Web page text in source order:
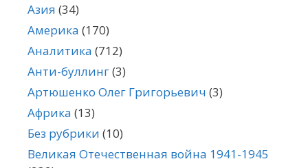
Азия (34)
Америка (170)
Аналитика (712)
Анти-буллинг(3)
Артюшенко Олег Григорьевич (3)
Африка (13)
Без рубрики (10)
Великая Отечественная война 1941-1945